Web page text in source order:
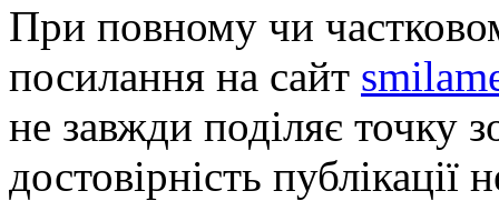
При повному чи
посилання на сайт
не завжди поділяє точку
достовірність публікації